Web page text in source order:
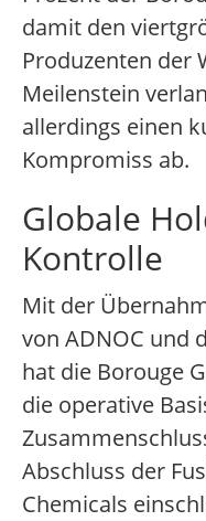
damit den
Produzenten der
Meilenstein
allerdings einen
Kompromiss ab.
Globale
Kontrolle
Mit der
von ADNOC und
hat die Borouge
die operative
Abschluss der
Chemicals